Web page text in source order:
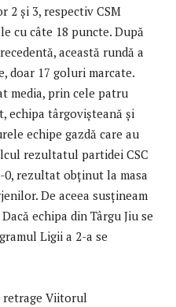
2 și 3, respectiv CSM
cu câte 18 puncte. După
această rundă a
doar 17 goluri marcate.
media, prin cele patru
echipa târgovișteană și
echipe gazdă care au
rezultatul partidei CSC
0, rezultat obținut la masa
De aceea susțineam
echipa din Târgu Jiu se
Ligii a 2-a se
retrage Viitorul